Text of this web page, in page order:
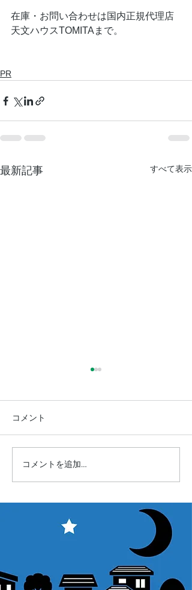
在庫・お問い合わせは国内正規代理店
天文ハウスTOMITAまで。
PR
最新記事 すべて表示
"星宴2022"開催します☆
コメント
コメントを追加…